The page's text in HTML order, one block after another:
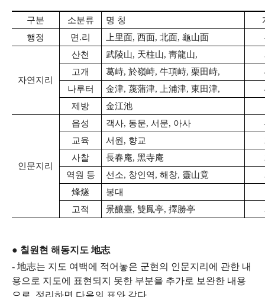
구분 소분류 명 칭
행정
면.리 上里面, 西面, 北面, 龜山面
자연지리
산천 武陵山, 天柱山, 靑龍山,
고개
葛峙, 於嶺峙, 牛項峙, 栗田峙,
나루터
金津, 蔑蒲津, 上浦津, 東田津,
제방
金江池
인문지리
읍성 객사, 동문, 서문, 아사
교육
서원, 향교
사찰
長春庵, 黑寺庵
역원 등
선소, 창인역, 해창, 靈山竟
烽燧
봉대
고적
景釀臺, 雙鳳亭, 擇勝亭
● 칠원현 해동지도 地志
- 地志는 지도 여백에 적어놓은 군현의 인문지리에 관한 내
용으로 지도에 표현되지 못한 부분을 추가로 보완한 내용
으로, 정리하면 다음의 표와 같다.